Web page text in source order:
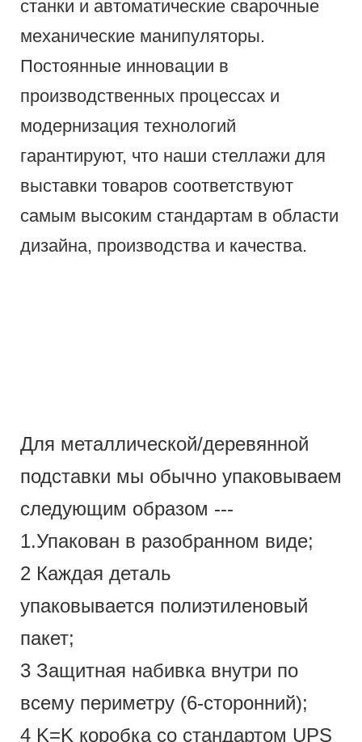
станки и автоматические сварочные
механические манипуляторы.
Постоянные инновации в
производственных процессах и
модернизация технологий
гарантируют, что наши стеллажи для
выставки товаров соответствуют
самым высоким стандартам в области
дизайна, производства и качества.
Для металлической/деревянной
подставки мы обычно упаковываем
следующим образом ---
1.Упакован в разобранном виде;
2 Каждая деталь
упаковывается полиэтиленовый
пакет;
3 Защитная набивка внутри по
всему периметру (6-сторонний);
4 K=K коробка со стандартом UPS